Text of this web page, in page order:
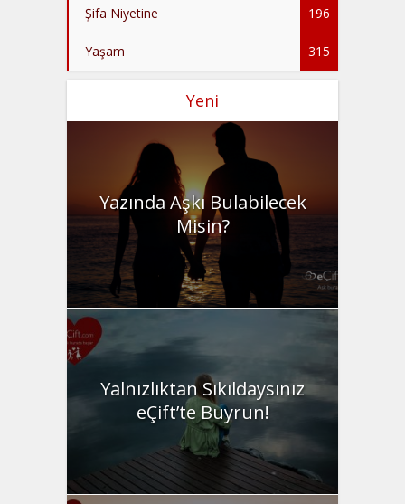
Şifa Niyetine 196
Yaşam 315
Yeni
Yazında Aşkı Bulabilecek
Misin?
Yalnızlıktan Sıkıldaysınız
eÇift’te Buyrun!